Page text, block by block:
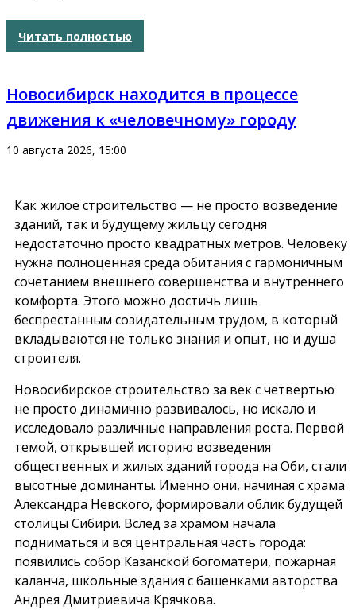
Читать полностью
Новосибирск находится в процессе
движения к «человечному» городу
10 августа 2026, 15:00
Как жилое строительство — не просто возведение
зданий, так и будущему жильцу сегодня
недостаточно просто квадратных метров. Человеку
нужна полноценная среда обитания с гармоничным
сочетанием внешнего совершенства и внутреннего
комфорта. Этого можно достичь лишь
беспрестанным созидательным трудом, в который
вкладываются не только знания и опыт, но и душа
строителя.
Новосибирское строительство за век с четвертью
не просто динамично развивалось, но искало и
исследовало различные направления роста. Первой
темой, открывшей историю возведения
общественных и жилых зданий города на Оби, стали
высотные доминанты. Именно они, начиная с храма
Александра Невского, формировали облик будущей
столицы Сибири. Вслед за храмом начала
подниматься и вся центральная часть города:
появились собор Казанской богоматери, пожарная
каланча, школьные здания с башенками авторства
Андрея Дмитриевича Крячкова.